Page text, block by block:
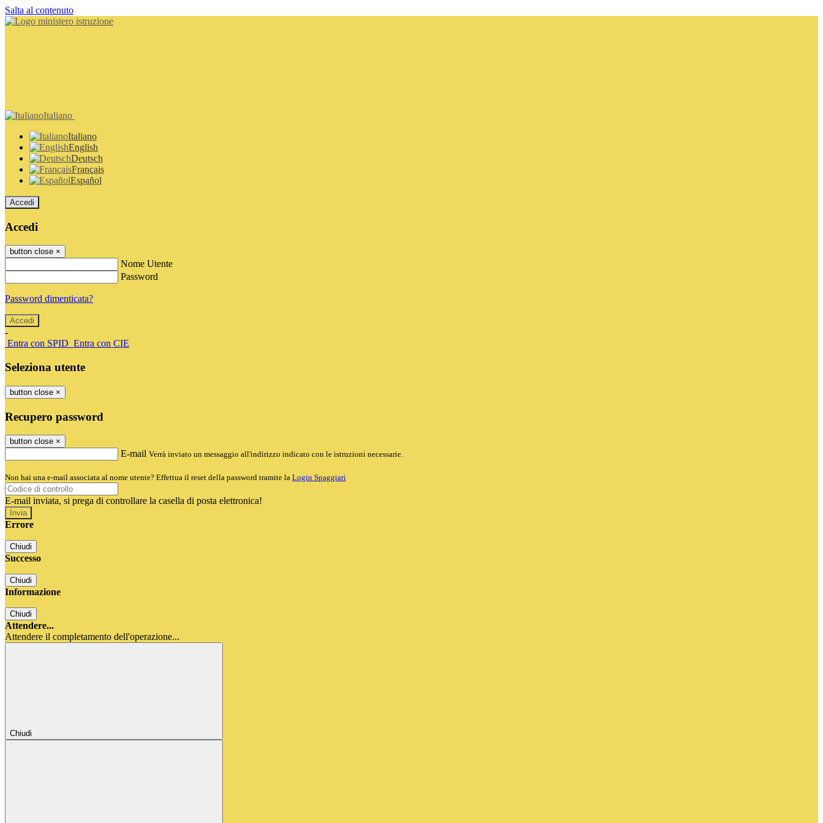
Salta al contenuto
Italiano
Italiano
English
Deutsch
Français
Español
Accedi
Accedi
button close ×
Nome Utente
Password
Password dimenticata?
-
Entra con SPID Entra con CIE
Seleziona utente
button close ×
Recupero password
button close ×
E-mail Verrà inviato un messaggio all'indirizzo indicato con le istruzioni necessarie.
Non hai una e-mail associata al nome utente? Effettua il reset della password tramite la Login Spaggiari
E-mail inviata, si prega di controllare la casella di posta elettronica!
Errore
Chiudi
Successo
Chiudi
Informazione
Chiudi
Attendere...
Attendere il completamento dell'operazione...
Chiudi